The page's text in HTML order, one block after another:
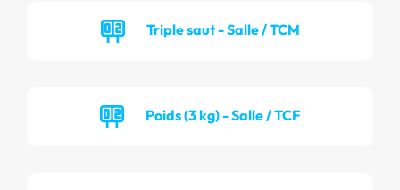
Triple saut - Salle / TCM
Poids (3 kg) - Salle / TCF